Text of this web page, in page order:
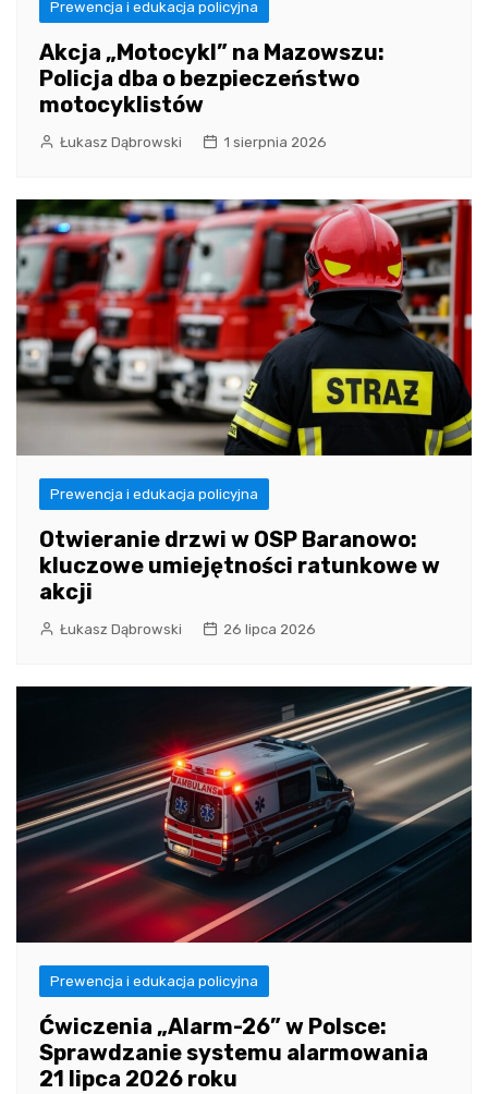
Prewencja i edukacja policyjna
Akcja „Motocykl” na Mazowszu:
Policja dba o bezpieczeństwo
motocyklistów
Łukasz Dąbrowski 1 sierpnia 2026
Prewencja i edukacja policyjna
Otwieranie drzwi w OSP Baranowo:
kluczowe umiejętności ratunkowe w
akcji
Łukasz Dąbrowski 26 lipca 2026
Prewencja i edukacja policyjna
Ćwiczenia „Alarm-26” w Polsce:
Sprawdzanie systemu alarmowania
21 lipca 2026 roku